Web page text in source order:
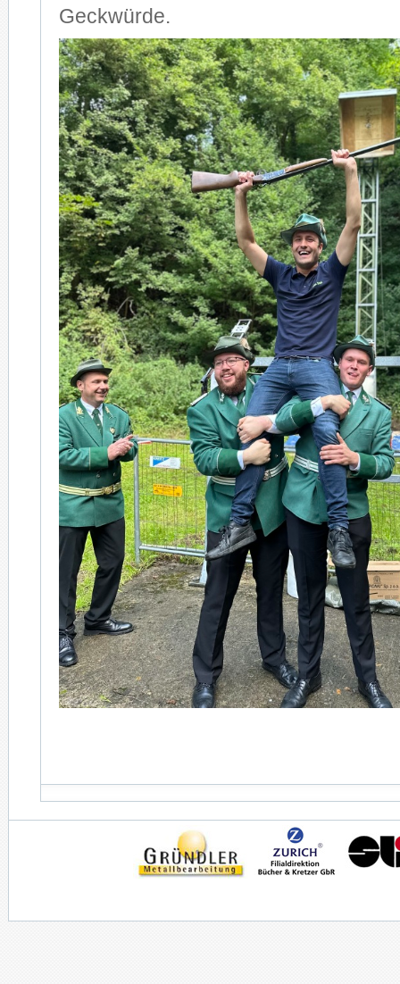
Geckwürde.